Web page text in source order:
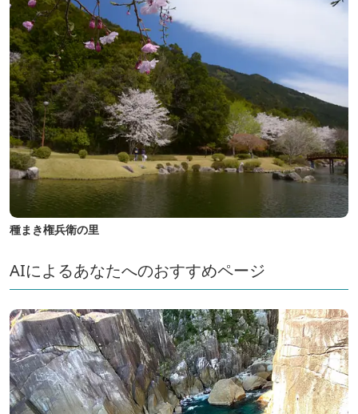
種まき権兵衛の里
AIによるあなたへのおすすめページ